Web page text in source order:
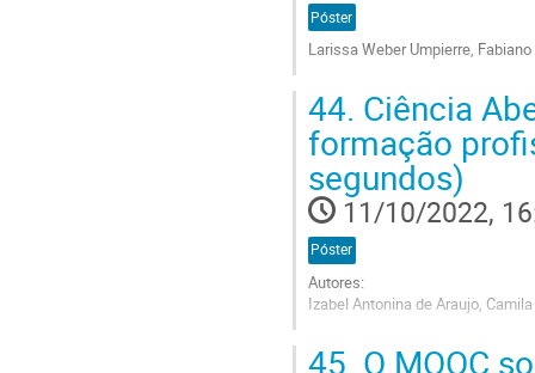
Póster
Larissa Weber Umpierre,
to
contribution
page
44. Ciência
formação
segundos)
11/10/2022,
Póster
Autores:
Izabel Antonina de Araujo,
to
45. O MOOC